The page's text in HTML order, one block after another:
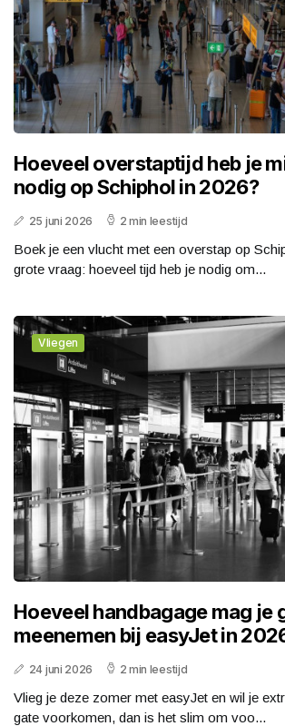
Hoeveel overstaptijd heb je
nodig op Schiphol in 2026?
25 juni 2026 2 min leestijd
Boek je een vlucht met een overstap op
grote vraag: hoeveel tijd heb je nodig om...
Vliegen
Hoeveel handbagage mag je
meenemen bij easyJet in
24 juni 2026 2 min leestijd
Vlieg je deze zomer met easyJet en wil je
gate voorkomen, dan is het slim om voo...